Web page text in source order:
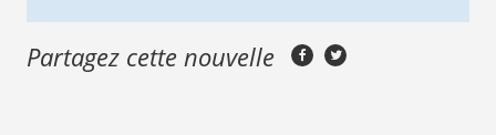
Partagez cette nouvelle